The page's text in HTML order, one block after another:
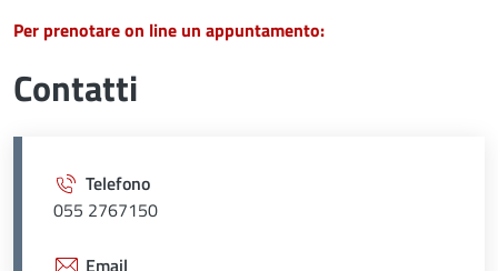
Per prenotare on line un appuntamento:
Contatti
Telefono
055 2767150
Email